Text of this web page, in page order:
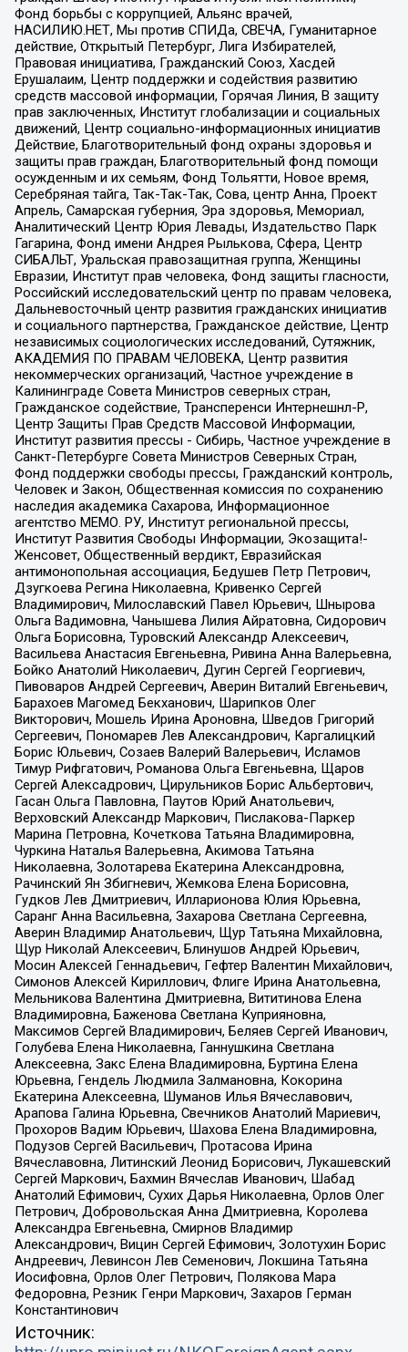
Фонд борьбы с коррупцией, Альянс врачей,
НАСИЛИЮ.НЕТ, Мы против СПИДа, СВЕЧА, Гуманитарное
действие, Открытый Петербург, Лига Избирателей,
Правовая инициатива, Гражданский Союз, Хасдей
Ерушалаим, Центр поддержки и содействия развитию
средств массовой информации, Горячая Линия, В защиту
прав заключенных, Институт глобализации и социальных
движений, Центр социально-информационных инициатив
Действие, Благотворительный фонд охраны здоровья и
защиты прав граждан, Благотворительный фонд помощи
осужденным и их семьям, Фонд Тольятти, Новое время,
Серебряная тайга, Так-Так-Так, Сова, центр Анна, Проект
Апрель, Самарская губерния, Эра здоровья, Мемориал,
Аналитический Центр Юрия Левады, Издательство Парк
Гагарина, Фонд имени Андрея Рылькова, Сфера, Центр
СИБАЛЬТ, Уральская правозащитная группа, Женщины
Евразии, Институт прав человека, Фонд защиты гласности,
Российский исследовательский центр по правам человека,
Дальневосточный центр развития гражданских инициатив
и социального партнерства, Гражданское действие, Центр
независимых социологических исследований, Сутяжник,
АКАДЕМИЯ ПО ПРАВАМ ЧЕЛОВЕКА, Центр развития
некоммерческих организаций, Частное учреждение в
Калининграде Совета Министров северных стран,
Гражданское содействие, Трансперенси Интернешнл-Р,
Центр Защиты Прав Средств Массовой Информации,
Институт развития прессы - Сибирь, Частное учреждение в
Санкт-Петербурге Совета Министров Северных Стран,
Фонд поддержки свободы прессы, Гражданский контроль,
Человек и Закон, Общественная комиссия по сохранению
наследия академика Сахарова, Информационное
агентство МЕМО. РУ, Институт региональной прессы,
Институт Развития Свободы Информации, Экозащита!-
Женсовет, Общественный вердикт, Евразийская
антимонопольная ассоциация, Бедушев Петр Петрович,
Дзугкоева Регина Николаевна, Кривенко Сергей
Владимирович, Милославский Павел Юрьевич, Шнырова
Ольга Вадимовна, Чанышева Лилия Айратовна, Сидорович
Ольга Борисовна, Туровский Александр Алексеевич,
Васильева Анастасия Евгеньевна, Ривина Анна Валерьевна,
Бойко Анатолий Николаевич, Дугин Сергей Георгиевич,
Пивоваров Андрей Сергеевич, Аверин Виталий Евгеньевич,
Барахоев Магомед Бекханович, Шарипков Олег
Викторович, Мошель Ирина Ароновна, Шведов Григорий
Сергеевич, Пономарев Лев Александрович, Каргалицкий
Борис Юльевич, Созаев Валерий Валерьевич, Исламов
Тимур Рифгатович, Романова Ольга Евгеньевна, Щаров
Сергей Алексадрович, Цирульников Борис Альбертович,
Гасан Ольга Павловна, Паутов Юрий Анатольевич,
Верховский Александр Маркович, Пислакова-Паркер
Марина Петровна, Кочеткова Татьяна Владимировна,
Чуркина Наталья Валерьевна, Акимова Татьяна
Николаевна, Золотарева Екатерина Александровна,
Рачинский Ян Збигневич, Жемкова Елена Борисовна,
Гудков Лев Дмитриевич, Илларионова Юлия Юрьевна,
Саранг Анна Васильевна, Захарова Светлана Сергеевна,
Аверин Владимир Анатольевич, Щур Татьяна Михайловна,
Щур Николай Алексеевич, Блинушов Андрей Юрьевич,
Мосин Алексей Геннадьевич, Гефтер Валентин Михайлович,
Симонов Алексей Кириллович, Флиге Ирина Анатольевна,
Мельникова Валентина Дмитриевна, Вититинова Елена
Владимировна, Баженова Светлана Куприяновна,
Максимов Сергей Владимирович, Беляев Сергей Иванович,
Голубева Елена Николаевна, Ганнушкина Светлана
Алексеевна, Закс Елена Владимировна, Буртина Елена
Юрьевна, Гендель Людмила Залмановна, Кокорина
Екатерина Алексеевна, Шуманов Илья Вячеславович,
Арапова Галина Юрьевна, Свечников Анатолий Мариевич,
Прохоров Вадим Юрьевич, Шахова Елена Владимировна,
Подузов Сергей Васильевич, Протасова Ирина
Вячеславовна, Литинский Леонид Борисович, Лукашевский
Сергей Маркович, Бахмин Вячеслав Иванович, Шабад
Анатолий Ефимович, Сухих Дарья Николаевна, Орлов Олег
Петрович, Добровольская Анна Дмитриевна, Королева
Александра Евгеньевна, Смирнов Владимир
Александрович, Вицин Сергей Ефимович, Золотухин Борис
Андреевич, Левинсон Лев Семенович, Локшина Татьяна
Иосифовна, Орлов Олег Петрович, Полякова Мара
Федоровна, Резник Генри Маркович, Захаров Герман
Константинович
Источник: